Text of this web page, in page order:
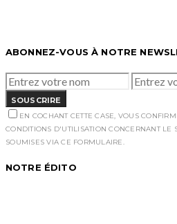
ABONNEZ-VOUS À NOTRE
SOUSCRIRE
EN COCHANT CETTE CASE, VOUS
CONDITIONS D'UTILISATION CONCERNANT LE
SOUMISES VIA CE FORMULAIRE.
NOTRE ÉDITO